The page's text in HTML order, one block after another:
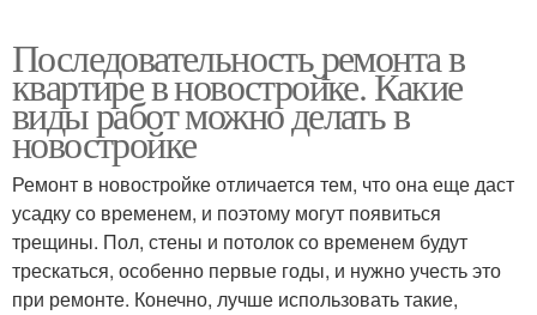
Последовательность ремонта в
квартире в новостройке. Какие
виды работ можно делать в
новостройке
Ремонт в новостройке отличается тем, что она еще даст
усадку со временем, и поэтому могут появиться
трещины. Пол, стены и потолок со временем будут
трескаться, особенно первые годы, и нужно учесть это
при ремонте. Конечно, лучше использовать такие,